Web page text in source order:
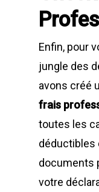
Enfin, pour
jungle des
avons créé
frais
toutes les
déductibles
documents
votre